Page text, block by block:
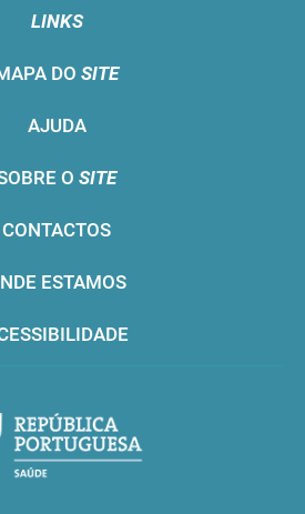
LINKS
DO SITE
AJUDA
O SITE
CONTACTOS
ESTAMOS